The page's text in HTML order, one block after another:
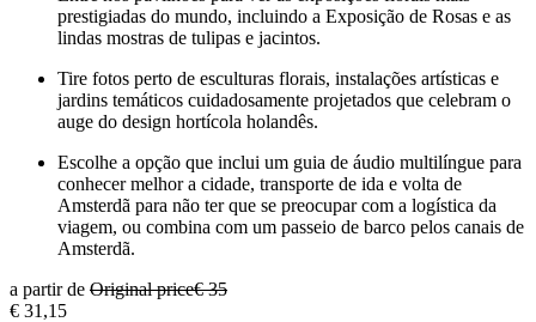
prestigiadas do mundo, incluindo a Exposição de Rosas e as
lindas mostras de tulipas e jacintos.
Tire fotos perto de esculturas florais, instalações artísticas e
jardins temáticos cuidadosamente projetados que celebram o
auge do design hortícola holandês.
Escolhe a opção que inclui um guia de áudio multilíngue para
conhecer melhor a cidade, transporte de ida e volta de
Amsterdã para não ter que se preocupar com a logística da
viagem, ou combina com um passeio de barco pelos canais de
Amsterdã.
a partir de Original price€ 35
€ 31,15